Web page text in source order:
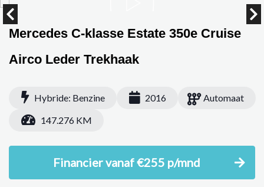
Mercedes C-klasse Estate 350e Cruise
Airco Leder Trekhaak
Hybride: Benzine 2016
Automaat
147.276 KM
Financier vanaf €255 p/mnd